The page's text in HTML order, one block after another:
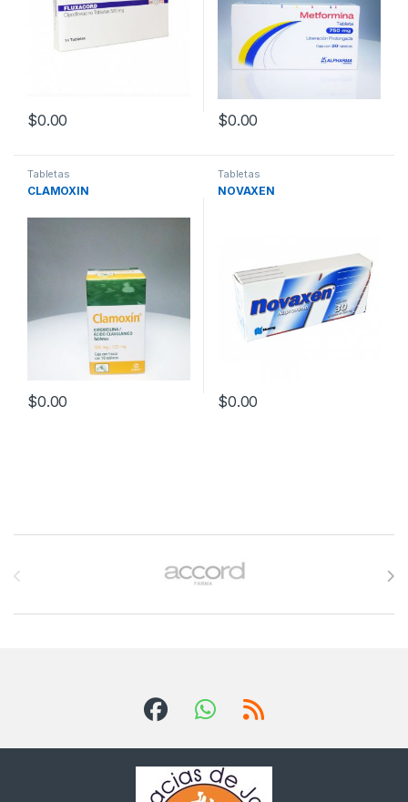
$0.00 $0.00
Tabletas
CLAMOXIN
$0.00
Tabletas
NOVAXEN
$0.00